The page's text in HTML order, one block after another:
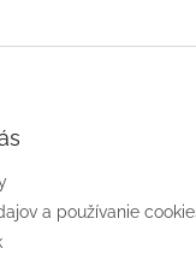
a používanie